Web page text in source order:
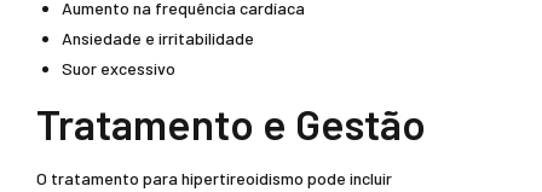
Aumento na frequência cardíaca
Ansiedade e irritabilidade
Suor excessivo
Tratamento e Gestão
O tratamento para hipertireoidismo pode incluir